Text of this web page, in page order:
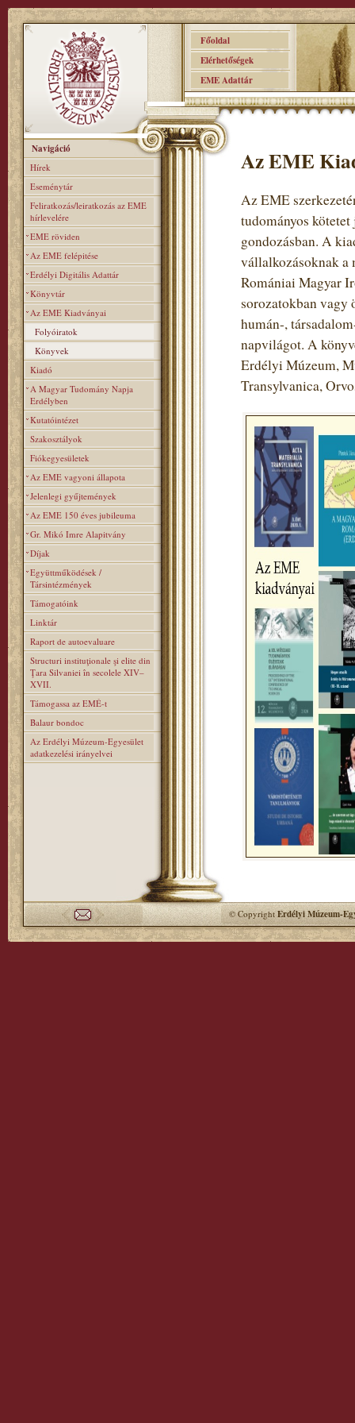
Főoldal
Elérhetőségek
EME Adattár
Navigáció
Hírek
Eseménytár
Feliratkozás/leiratkozás az EME
hírlevelére
EME röviden
Az EME felépitése
Erdélyi Digitális Adattár
Könyvtár
Az EME Kiadványai
Folyóiratok
Könyvek
Kiadó
A Magyar Tudomány Napja
Erdélyben
Kutatóintézet
Szakosztályok
Fiókegyesületek
Az EME vagyoni állapota
Jelenlegi gyűjtemények
Az EME 150 éves jubileuma
Gr. Mikó Imre Alapitvány
Díjak
Együttműködések /
Társintézmények
Támogatóink
Linktár
Raport de autoevaluare
Structuri instituţionale şi elite din
Ţara Silvaniei în secolele XIV–
XVII.
Támogassa az EMÉ-t
Balaur bondoc
Az Erdélyi Múzeum-Egyesület
adatkezelési irányelvei
Az EME
Az EME
tudományos
gondozásban. A
vállalkozásoknak a
Romániai Magyar
sorozatokban vagy
humán-,
napvilágot. A
Erdélyi Múzeum,
Transylvanica,
© CopyrightErdélyi Múzeum-